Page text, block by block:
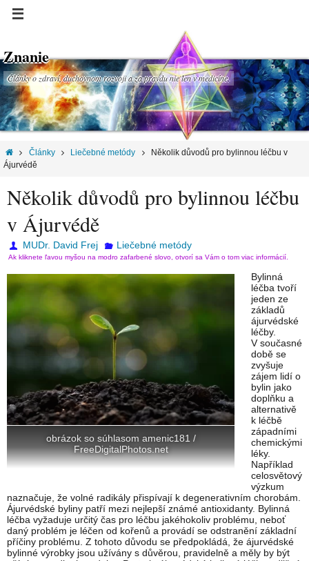
Znanie
Články o zdraví, duchovnom rozvoji a za pravdu nie len v medicíne.
Články Liečebné metódy
Několik důvodů pro bylinnou léčbu v
Ájurvédě
Několik důvodů pro bylinnou léčbu
v Ájurvédě
MUDr. David Frej Liečebné metódy
Ak kliknete ľavou myšou na modro zafarbené slovo, otvorí sa Vám o tom viac informácií.
obrázok so súhlasom amenic181 /
FreeDigitalPhotos.net
Bylinná
léčba tvoří
jeden ze
základů
ájurvédské
léčby.
V současné
době se
zvyšuje
zájem lidí o
bylin jako
doplňku a
alternativě
k léčbě
západními
chemickými
léky.
Například
celosvětový
výzkum
naznačuje, že volné radikály přispívají k degenerativním chorobám.
Ájurvédské byliny patří mezi nejlepší známé antioxidanty. Bylinná
léčba vyžaduje určitý čas pro léčbu jakéhokoliv problému, neboť
daný problém je léčen od kořenů a provádí se odstranění základní
příčiny problému. Z tohoto důvodu se předpokládá, že ájurvédské
bylinné výrobky jsou užívány s důvěrou, pravidelně a měly by být